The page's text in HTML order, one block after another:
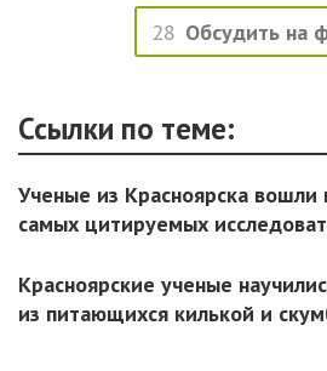
28 Обсудить на
Ссылки по теме:
Ученые из Красноярска вошли
самых цитируемых
Красноярские ученые
из питающихся килькой и